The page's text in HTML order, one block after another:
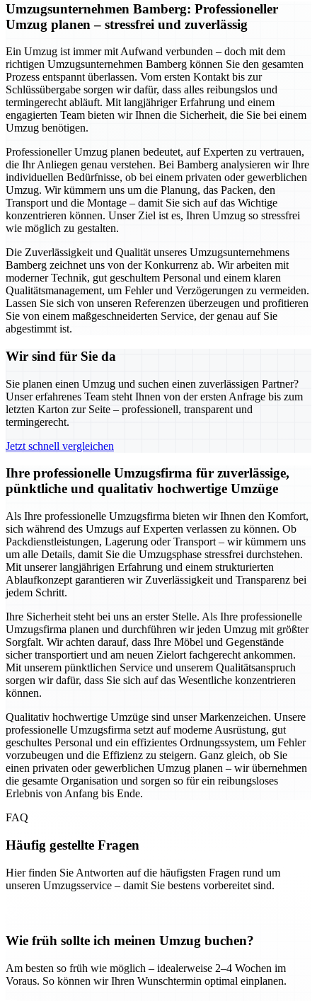
Umzugsunternehmen Bamberg: Professioneller
Umzug planen – stressfrei und zuverlässig
Ein Umzug ist immer mit Aufwand verbunden – doch mit dem
richtigen Umzugsunternehmen Bamberg können Sie den gesamten
Prozess entspannt überlassen. Vom ersten Kontakt bis zur
Schlüssübergabe sorgen wir dafür, dass alles reibungslos und
termingerecht abläuft. Mit langjähriger Erfahrung und einem
engagierten Team bieten wir Ihnen die Sicherheit, die Sie bei einem
Umzug benötigen.
Professioneller Umzug planen bedeutet, auf Experten zu vertrauen,
die Ihr Anliegen genau verstehen. Bei Bamberg analysieren wir Ihre
individuellen Bedürfnisse, ob bei einem privaten oder gewerblichen
Umzug. Wir kümmern uns um die Planung, das Packen, den
Transport und die Montage – damit Sie sich auf das Wichtige
konzentrieren können. Unser Ziel ist es, Ihren Umzug so stressfrei
wie möglich zu gestalten.
Die Zuverlässigkeit und Qualität unseres Umzugsunternehmens
Bamberg zeichnet uns von der Konkurrenz ab. Wir arbeiten mit
moderner Technik, gut geschultem Personal und einem klaren
Qualitätsmanagement, um Fehler und Verzögerungen zu vermeiden.
Lassen Sie sich von unseren Referenzen überzeugen und profitieren
Sie von einem maßgeschneiderten Service, der genau auf Sie
abgestimmt ist.
Wir sind für Sie da
Sie planen einen Umzug und suchen einen zuverlässigen Partner?
Unser erfahrenes Team steht Ihnen von der ersten Anfrage bis zum
letzten Karton zur Seite – professionell, transparent und
termingerecht.
Jetzt schnell vergleichen
Ihre professionelle Umzugsfirma für zuverlässige,
pünktliche und qualitativ hochwertige Umzüge
Als Ihre professionelle Umzugsfirma bieten wir Ihnen den Komfort,
sich während des Umzugs auf Experten verlassen zu können. Ob
Packdienstleistungen, Lagerung oder Transport – wir kümmern uns
um alle Details, damit Sie die Umzugsphase stressfrei durchstehen.
Mit unserer langjährigen Erfahrung und einem strukturierten
Ablaufkonzept garantieren wir Zuverlässigkeit und Transparenz bei
jedem Schritt.
Ihre Sicherheit steht bei uns an erster Stelle. Als Ihre professionelle
Umzugsfirma planen und durchführen wir jeden Umzug mit größter
Sorgfalt. Wir achten darauf, dass Ihre Möbel und Gegenstände
sicher transportiert und am neuen Zielort fachgerecht ankommen.
Mit unserem pünktlichen Service und unserem Qualitätsanspruch
sorgen wir dafür, dass Sie sich auf das Wesentliche konzentrieren
können.
Qualitativ hochwertige Umzüge sind unser Markenzeichen. Unsere
professionelle Umzugsfirma setzt auf moderne Ausrüstung, gut
geschultes Personal und ein effizientes Ordnungssystem, um Fehler
vorzubeugen und die Effizienz zu steigern. Ganz gleich, ob Sie
einen privaten oder gewerblichen Umzug planen – wir übernehmen
die gesamte Organisation und sorgen so für ein reibungsloses
Erlebnis von Anfang bis Ende.
FAQ
Häufig gestellte Fragen
Hier finden Sie Antworten auf die häufigsten Fragen rund um
unseren Umzugsservice – damit Sie bestens vorbereitet sind.
Wie früh sollte ich meinen Umzug buchen?
Am besten so früh wie möglich – idealerweise 2–4 Wochen im
Voraus. So können wir Ihren Wunschtermin optimal einplanen.